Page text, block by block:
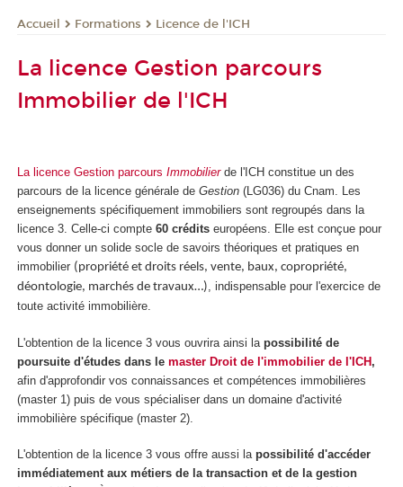
Accueil Formations Licence de l'ICH
La licence Gestion parcours
Immobilier de l'ICH
La licence Gestion parcours Immobilierde l'ICH constitue un des
parcours de la licence générale de Gestion (LG036) du Cnam. Les
enseignements spécifiquement immobiliers sont regroupés dans la
licence 3. Celle-ci compte 60 crédits européens. Elle est conçue pour
vous donner un solide socle de savoirs théoriques et pratiques en
immobilier (propriété et droits réels, vente, baux, copropriété,
déontologie, marchés de travaux…), indispensable pour l'exercice de
toute activité immobilière.
L'obtention de la licence 3 vous ouvrira ainsi la possibilité de
poursuite d'études dans le master Droit de l'immobilier de l'ICH,
afin d'approfondir vos connaissances et compétences immobilières
(master 1) puis de vous spécialiser dans un domaine d'activité
immobilière spécifique (master 2).
L'obtention de la licence 3 vous offre aussi la possibilité d'accéder
immédiatement aux métiers de la transaction et de la gestion